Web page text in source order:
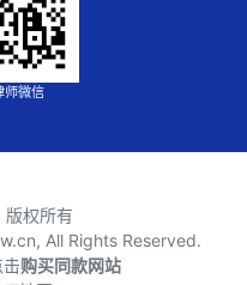
师微信
版权所有
All Rights Reserved.
购买同款网站